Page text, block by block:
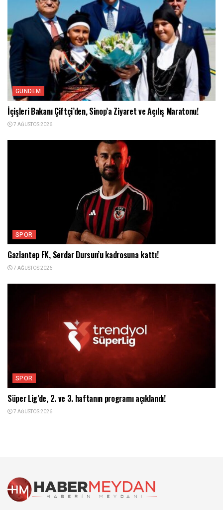
GÜNDEM
İçişleri Bakanı Çiftçi’den, Sinop’a Ziyaret ve Açılış Maratonu!
7 AĞUSTOS 2026
SPOR
Gaziantep FK, Serdar Dursun’u kadrosuna kattı!
7 AĞUSTOS 2026
SPOR
Süper Lig’de, 2. ve 3. haftanın programı açıklandı!
7 AĞUSTOS 2026